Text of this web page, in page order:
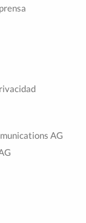
AG